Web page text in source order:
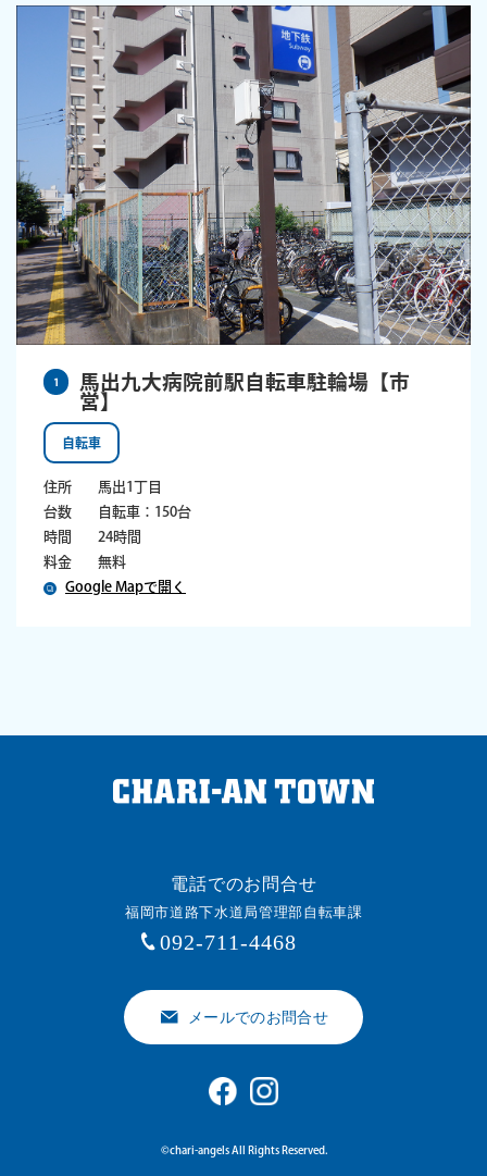
1
馬出九大病院前駅自転車駐輪場【市
営】
自転車
住所
馬出1丁目
台数
自転車：150台
時間
24時間
料金
無料
Google Mapで開く
©chari-angels All Rights Reserved.